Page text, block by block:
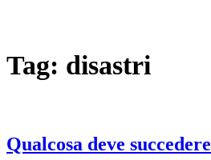
Tag: disastri
Qualcosa deve succedere